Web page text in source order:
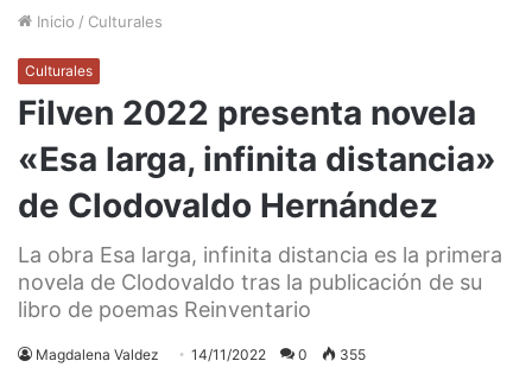
Inicio / Culturales
Culturales
Filven 2022 presenta novela
«Esa larga, infinita distancia»
de Clodovaldo Hernández
La obra Esa larga, infinita distancia es la primera
novela de Clodovaldo tras la publicación de su
libro de poemas Reinventario
Magdalena Valdez 14/11/2022 0 355